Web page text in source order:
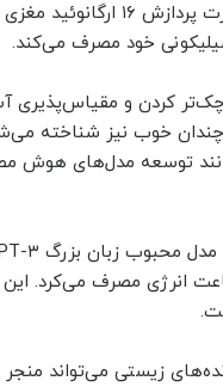
این اولین رایانه زنده
خود مصرف می‌کند.
کردن و مقیاس‌پذیری
خوب نیز شناخته
توسعه مدل‌های هوش
زیستی می‌تواند